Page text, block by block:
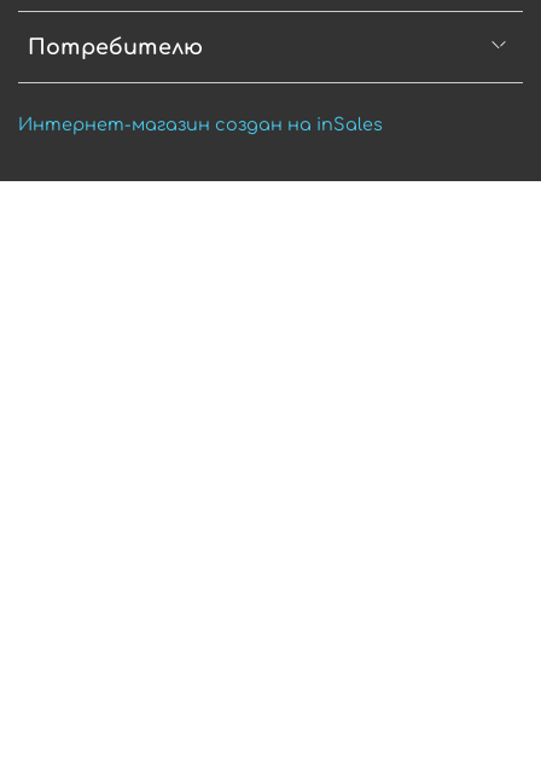
Потребителю
Интернет-магазин создан на inSales